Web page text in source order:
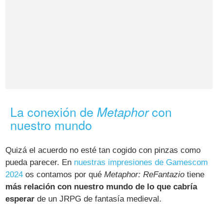
La conexión deMetaphorcon
nuestro mundo
Quizá el acuerdo no esté tan cogido con pinzas como
pueda parecer. En nuestras impresiones de Gamescom
2024 os contamos por quéMetaphor: ReFantazio tiene
más relación con nuestro mundo de lo que cabría
esperar de un JRPG de fantasía medieval.